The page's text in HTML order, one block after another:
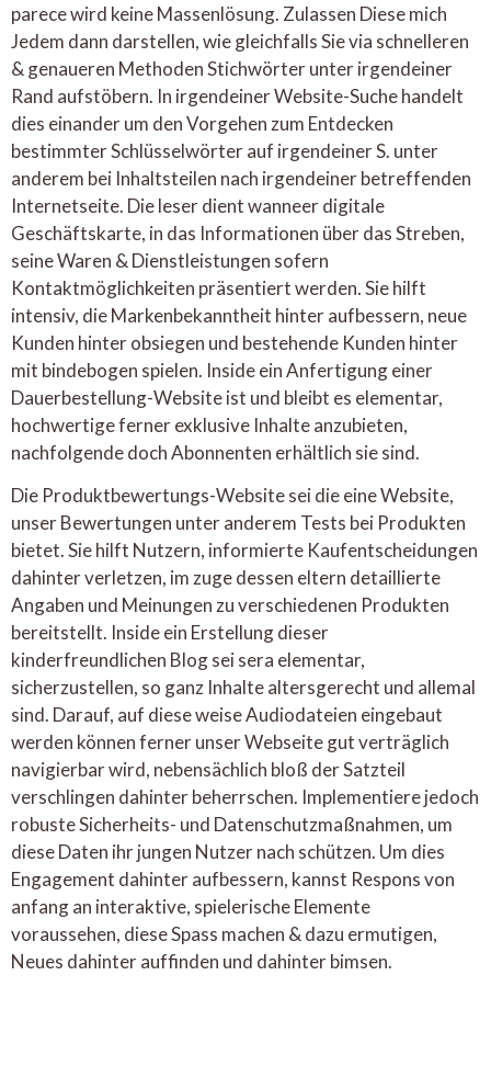
parece wird keine Massenlösung. Zulassen Diese mich
Jedem dann darstellen, wie gleichfalls Sie via schnelleren
& genaueren Methoden Stichwörter unter irgendeiner
Rand aufstöbern. In irgendeiner Website-Suche handelt
dies einander um den Vorgehen zum Entdecken
bestimmter Schlüsselwörter auf irgendeiner S. unter
anderem bei Inhaltsteilen nach irgendeiner betreffenden
Internetseite. Die leser dient wanneer digitale
Geschäftskarte, in das Informationen über das Streben,
seine Waren & Dienstleistungen sofern
Kontaktmöglichkeiten präsentiert werden. Sie hilft
intensiv, die Markenbekanntheit hinter aufbessern, neue
Kunden hinter obsiegen und bestehende Kunden hinter
mit bindebogen spielen. Inside ein Anfertigung einer
Dauerbestellung-Website ist und bleibt es elementar,
hochwertige ferner exklusive Inhalte anzubieten,
nachfolgende doch Abonnenten erhältlich sie sind.
Die Produktbewertungs-Website sei die eine Website,
unser Bewertungen unter anderem Tests bei Produkten
bietet. Sie hilft Nutzern, informierte Kaufentscheidungen
dahinter verletzen, im zuge dessen eltern detaillierte
Angaben und Meinungen zu verschiedenen Produkten
bereitstellt. Inside ein Erstellung dieser
kinderfreundlichen Blog sei sera elementar,
sicherzustellen, so ganz Inhalte altersgerecht und allemal
sind. Darauf, auf diese weise Audiodateien eingebaut
werden können ferner unser Webseite gut verträglich
navigierbar wird, nebensächlich bloß der Satzteil
verschlingen dahinter beherrschen. Implementiere jedoch
robuste Sicherheits- und Datenschutzmaßnahmen, um
diese Daten ihr jungen Nutzer nach schützen. Um dies
Engagement dahinter aufbessern, kannst Respons von
anfang an interaktive, spielerische Elemente
voraussehen, diese Spass machen & dazu ermutigen,
Neues dahinter auffinden und dahinter bimsen.